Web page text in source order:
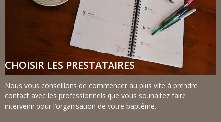
CHOISIR LES PRESTATAIRES
Nous vous conseillons de commencer au plus vite à prendre
contact avec les professionnels que vous souhaitez faire
intervenir pour l’organisation de votre baptême.